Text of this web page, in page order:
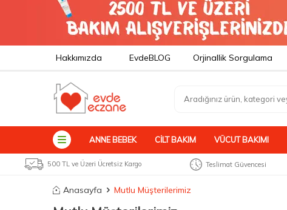
Hakkımızda EvdeBLOG Orjinallik Sorgulama
ANNE BEBEK CILT BAKIM VÜCUT BAKIMI
500 TL ve Üzeri Ücretsiz Kargo Teslimat Güvencesi
Anasayfa Mutlu Müşterilerimiz